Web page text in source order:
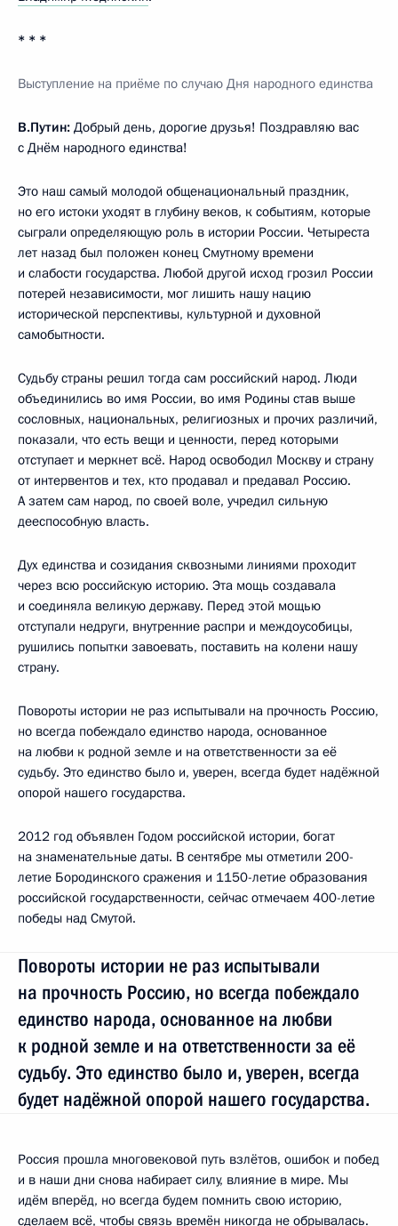
* * *
Выступление на приёме по случаю Дня народного единства
В.Путин: Добрый день, дорогие друзья! Поздравляю вас
с Днём народного единства!
Это наш самый молодой общенациональный праздник,
но его истоки уходят в глубину веков, к событиям, которые
сыграли определяющую роль в истории России. Четыреста
лет назад был положен конец Смутному времени
и слабости государства. Любой другой исход грозил России
потерей независимости, мог лишить нашу нацию
исторической перспективы, культурной и духовной
самобытности.
Судьбу страны решил тогда сам российский народ. Люди
объединились во имя России, во имя Родины став выше
сословных, национальных, религиозных и прочих различий,
показали, что есть вещи и ценности, перед которыми
отступает и меркнет всё. Народ освободил Москву и страну
от интервентов и тех, кто продавал и предавал Россию.
А затем сам народ, по своей воле, учредил сильную
дееспособную власть.
Дух единства и созидания сквозными линиями проходит
через всю российскую историю. Эта мощь создавала
и соединяла великую державу. Перед этой мощью
отступали недруги, внутренние распри и междоусобицы,
рушились попытки завоевать, поставить на колени нашу
страну.
Повороты истории не раз испытывали на прочность Россию,
но всегда побеждало единство народа, основанное
на любви к родной земле и на ответственности за её
судьбу. Это единство было и, уверен, всегда будет надёжной
опорой нашего государства.
2012 год объявлен Годом российской истории, богат
на знаменательные даты. В сентябре мы отметили 200-
летие Бородинского сражения и 1150-летие образования
российской государственности, сейчас отмечаем 400-летие
победы над Смутой.
Повороты истории не раз испытывали
на прочность Россию, но всегда побеждало
единство народа, основанное на любви
к родной земле и на ответственности за её
судьбу. Это единство было и, уверен, всегда
будет надёжной опорой нашего государства.
Россия прошла многовековой путь взлётов, ошибок и побед
и в наши дни снова набирает силу, влияние в мире. Мы
идём вперёд, но всегда будем помнить свою историю,
сделаем всё, чтобы связь времён никогда не обрывалась.